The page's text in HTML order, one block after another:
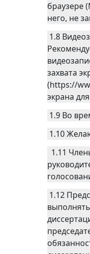
браузере
него, не
1.8
захвата
(https://
экрана
1.9 Во
1.10
1.11
1.12